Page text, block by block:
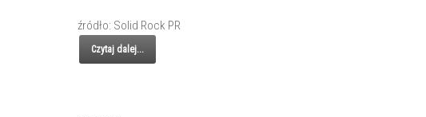
źródło: Solid Rock PR
Czytaj dalej...